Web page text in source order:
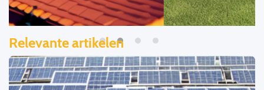
Relevante artikelen